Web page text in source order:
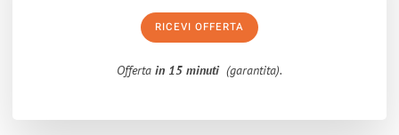
RICEVI OFFERTA
Offerta in 15 minuti (garantita).